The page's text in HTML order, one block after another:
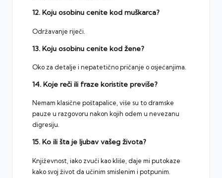
12. Koju osobinu cenite kod muškarca?
Održavanje riječi.
13. Koju osobinu cenite kod žene?
Oko za detalje i nepatetično pričanje o osjećanjima.
14. Koje reči ili fraze koristite previše?
Nemam klasične poštapalice, više su to dramske
pauze u razgovoru nakon kojih odem u nevezanu
digresiju.
15. Ko ili šta je ljubav vašeg života?
Književnost, iako zvuči kao kliše, daje mi putokaze
kako svoj život da učinim smislenim i potpunim.